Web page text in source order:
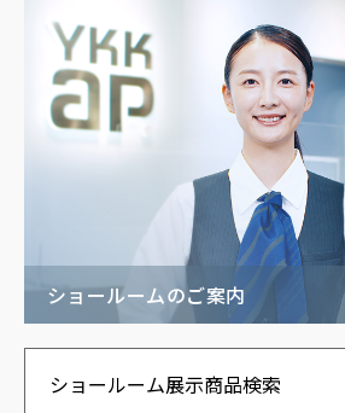
ショールームのご案内
ショールーム展示商品検索